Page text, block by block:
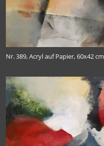
Nr. 389, Acryl auf Papier, 60x42 cm